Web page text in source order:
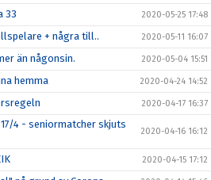
33 2020-05-25 17:48
+ några till.. 2020-05-11 16:07
än någonsin. 2020-05-04 15:51
hemma 2020-04-24 14:52
2020-04-17 16:37
4 - seniormatcher skjuts
2020-04-16 16:12
2020-04-15 17:12